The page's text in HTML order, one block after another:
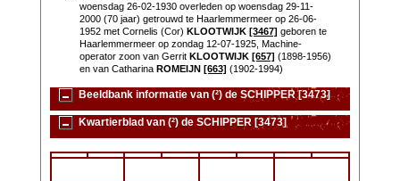
woensdag 26-02-1930 overleden op woensdag 29-11-
2000 (70 jaar) getrouwd te Haarlemmermeer op 26-06-
1952 met Cornelis (Cor)KLOOTWIJK [3467] geboren te
Haarlemmermeer op zondag 12-07-1925, Machine-
operator zoon van GerritKLOOTWIJK [657] (1898-1956)
en van CatharinaROMEIJN [663] (1902-1994)
Beeldbank informatie van (²) de SCHIPPER [3473]
Kwartierblad van (²) de SCHIPPER [3473]